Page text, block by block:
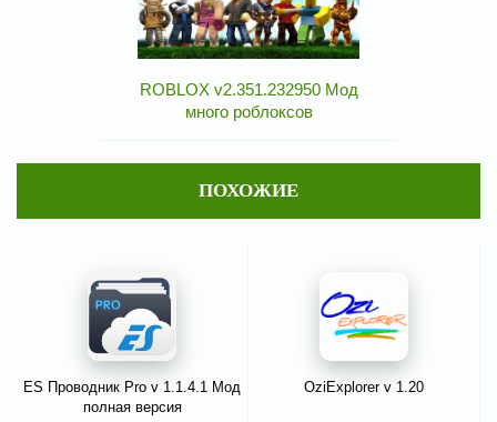
ROBLOX v2.351.232950 Мод
много роблоксов
ПОХОЖИЕ
ES Проводник Pro v 1.1.4.1 Мод
полная версия
OziExplorer v 1.20